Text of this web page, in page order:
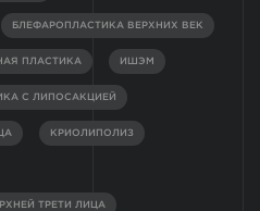
БЛЕФАРОПЛАСТИКА ВЕРХНИХ ВЕК
ПЛАСТИКА ИШЭМ
С ЛИПОСАКЦИЕЙ
КРИОЛИПОЛИЗ
ТРЕТИ ЛИЦА